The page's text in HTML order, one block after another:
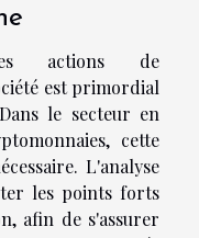
actions de
est primordial
le secteur en
cette
L'analyse
les points forts
afin de s'assurer